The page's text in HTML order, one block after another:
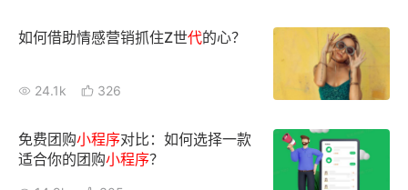
如何借助情感营销抓住Z世代的心？
24.1k 326
免费团购小程序对比：如何选择一款
适合你的团购小程序？